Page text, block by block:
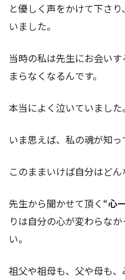
と優しく声をかけて下さ
いました。
当時の私は先生にお会い
まらなくなるんです。
本当によく泣いていました。
いま思えば、私の魂が知
このままいけば自分はど
先生から聞かせて頂く“心
りは自分の心が変わらな
い。
祖父や祖母も、父や母も